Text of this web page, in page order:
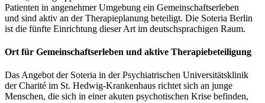
Patienten in angenehmer Umgebung ein Gemeinschaftserleben
und sind aktiv an der Therapieplanung beteiligt. Die Soteria Berlin
ist die fünfte Einrichtung dieser Art im deutschsprachigen Raum.
Ort für Gemeinschaftserleben und aktive Therapiebeteiligung
Das Angebot der Soteria in der Psychiatrischen Universitätsklinik
der Charité im St. Hedwig-Krankenhaus richtet sich an junge
Menschen, die sich in einer akuten psychotischen Krise befinden,